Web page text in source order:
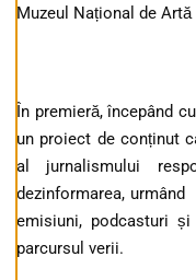
Muzeul Național de
În premieră, începând
un proiect de conținut
al jurnalismului
dezinformarea,
emisiuni, podcasturi
parcursul verii.